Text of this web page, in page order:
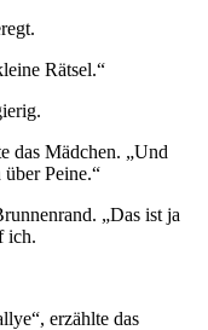
Rätsel.“
das Mädchen. „Und
über Peine.“
„Das ist ja
ich.
erzählte das